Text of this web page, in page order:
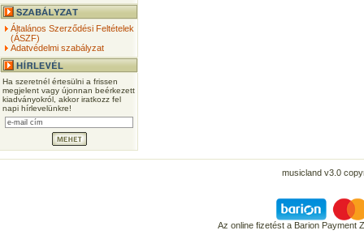
Általános Szerződési Feltételek
(ÁSZF)
Adatvédelmi szabályzat
Ha szeretnél értesülni a frissen
megjelent vagy újonnan beérkezett
kiadványokról, akkor iratkozz fel
napi hírlevelünkre!
musicland v3.0
Az online fizetést a Barion Payment